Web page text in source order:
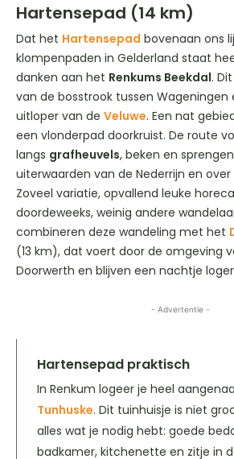
Hartensepad (14 km)
Dat het Hartensepad bovenaan ons
klompenpaden in Gelderland staat
danken aan het Renkums Beekdal.
van de bosstrook tussen Wageningen
uitloper van de Veluwe. Een nat
een vlonderpad doorkruist. De route
langs grafheuvels, beken en
uiterwaarden van de Nederrijn en
Zoveel variatie, opvallend leuke
doordeweeks, weinig andere
combineren deze wandeling met het
(13 km), dat voert door de omgeving
Doorwerth en blijven een nachtje
- Advertentie -
Hartensepad praktisch
In Renkum logeer je heel
Tunhuske. Dit tuinhuisje is niet
alles wat je nodig hebt: goede
badkamer, kitchenette en zitje in